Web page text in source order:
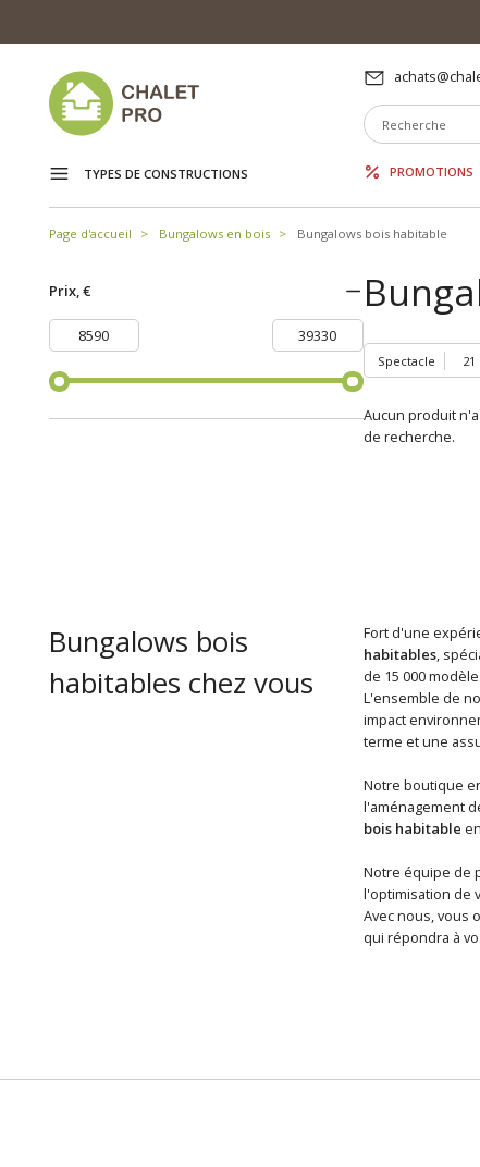
TYPES DE CONSTRUCTIONS PROMOTIONS
Page d'accueil Bungalows en bois Bungalows bois habitable
Prix, €
Spectacle
Aucun produit
de recherche.
Bungalows bois
habitables chez vous
Fort d'une
habitables,
de 15 000
L'ensemble de
impact
terme et une
Notre boutique
l'aménagement
bois habitable
Notre équipe de
l'optimisation de
Avec nous, vous
qui répondra à